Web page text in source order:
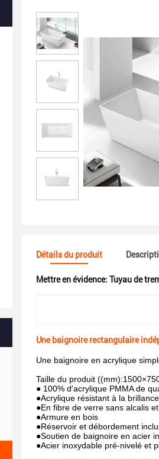
Détails du produit
Mettre en évidence: Tuyau de
Une baignoire rectangulaire
Une baignoire en acrylique
Taille du produit
● 100% d'acrylique PMMA de
●Acrylique résistant à la
●En fibre de verre sans alcalis
●Armure en bois
●Réservoir et débordement
●Soutien de baignoire en acier
●Acier inoxydable pré-nivelé et